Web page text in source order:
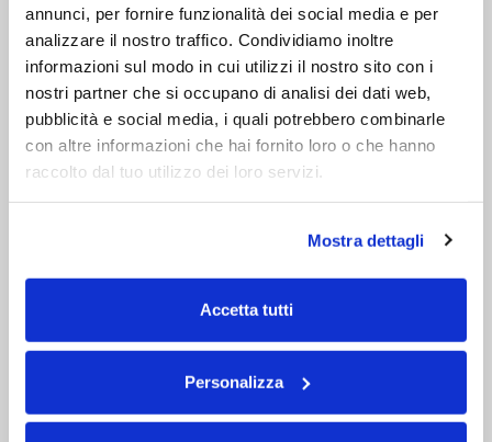
annunci, per fornire funzionalità dei social media e per
analizzare il nostro traffico. Condividiamo inoltre
informazioni sul modo in cui utilizzi il nostro sito con i
nostri partner che si occupano di analisi dei dati web,
pubblicità e social media, i quali potrebbero combinarle
con altre informazioni che hai fornito loro o che hanno
raccolto dal tuo utilizzo dei loro servizi.
Mostra dettagli
Accetta tutti
Personalizza